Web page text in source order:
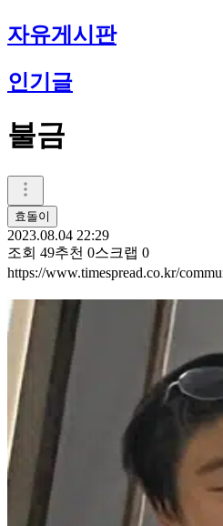
자유게시판
인기글
불금
효돌이
2023.08.04 22:29
조회 49추천 0스크랩 0
https://www.timespread.co.kr/